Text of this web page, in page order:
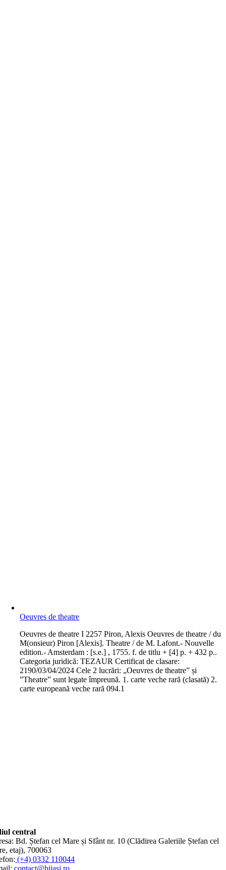
Oeuvres de theatre
Oeuvres de theatre I 2257 Piron, Alexis Oeuvres de theatre / du
M(onsieur) Piron [Alexis]. Theatre / de M. Lafont.- Nouvelle
edition.- Amsterdam : [s.e.] , 1755. f. de titlu + [4] p. + 432 p..
Categoria juridică: TEZAUR Certificat de clasare:
2190/03/04/2024 Cele 2 lucrări: „Oeuvres de theatre” și
”Theatre” sunt legate împreună. 1. carte veche rară (clasată) 2.
carte europeană veche rară 094.1
central
Bd. Ștefan cel Mare și Sfânt nr. 10 (Clădirea Galeriile Ștefan cel
etaj), 700063
(+4) 0332 110044
contact@bjiasi.ro